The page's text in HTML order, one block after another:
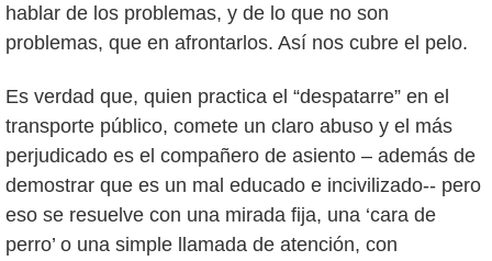
hablar de los problemas, y de lo que no son
problemas, que en afrontarlos. Así nos cubre el pelo.
Es verdad que, quien practica el “despatarre” en el
transporte público, comete un claro abuso y el más
perjudicado es el compañero de asiento – además de
demostrar que es un mal educado e incivilizado-- pero
eso se resuelve con una mirada fija, una ‘cara de
perro’ o una simple llamada de atención, con